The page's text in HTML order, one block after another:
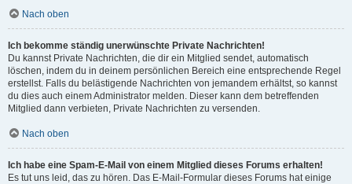
Nach oben
Ich bekomme ständig unerwünschte Private Nachrichten!
Du kannst Private Nachrichten, die dir ein Mitglied sendet, automatisch
löschen, indem du in deinem persönlichen Bereich eine entsprechende Regel
erstellst. Falls du belästigende Nachrichten von jemandem erhältst, so kannst
du dies auch einem Administrator melden. Dieser kann dem betreffenden
Mitglied dann verbieten, Private Nachrichten zu versenden.
Nach oben
Ich habe eine Spam-E-Mail von einem Mitglied dieses Forums erhalten!
Es tut uns leid, das zu hören. Das E-Mail-Formular dieses Forums hat einige